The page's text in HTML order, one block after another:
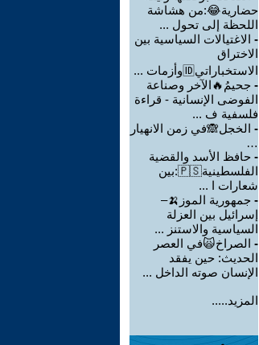
حضارية😂:من هشاشة
اللحظة إلى تحول ...
- الاغتيالات السياسية بين
الاختراق
الاستخباراتي🆔وأزمات ...
- جحيمُ🔥الآخر وصناعة
الفوضى الإنسانية - قراءة
فلسفية ف ...
- الخجل🙈في زمن الانهيار
…
- حافظ الأسد والقضية
الفلسطينية🇵🇸:بين
شعارات ا ...
- جمهورية الموز🍌–
إسرائيل بين العزلة
السياسية والاستنز ...
- الصراخ🙀في العصر
الحديث: حين يفقد
الإنسان صوته الداخل ...
المزيد.....